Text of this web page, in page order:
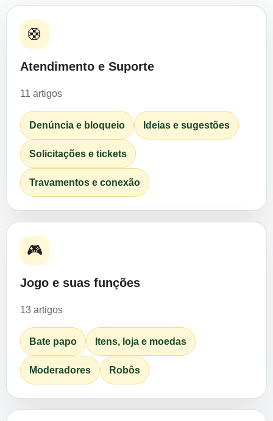
🛟
Atendimento e Suporte
11 artigos
Denúncia e bloqueio Ideias e sugestões
Solicitações e tickets
Travamentos e conexão
🎮
Jogo e suas funções
13 artigos
Bate papo Itens, loja e moedas
Moderadores Robôs